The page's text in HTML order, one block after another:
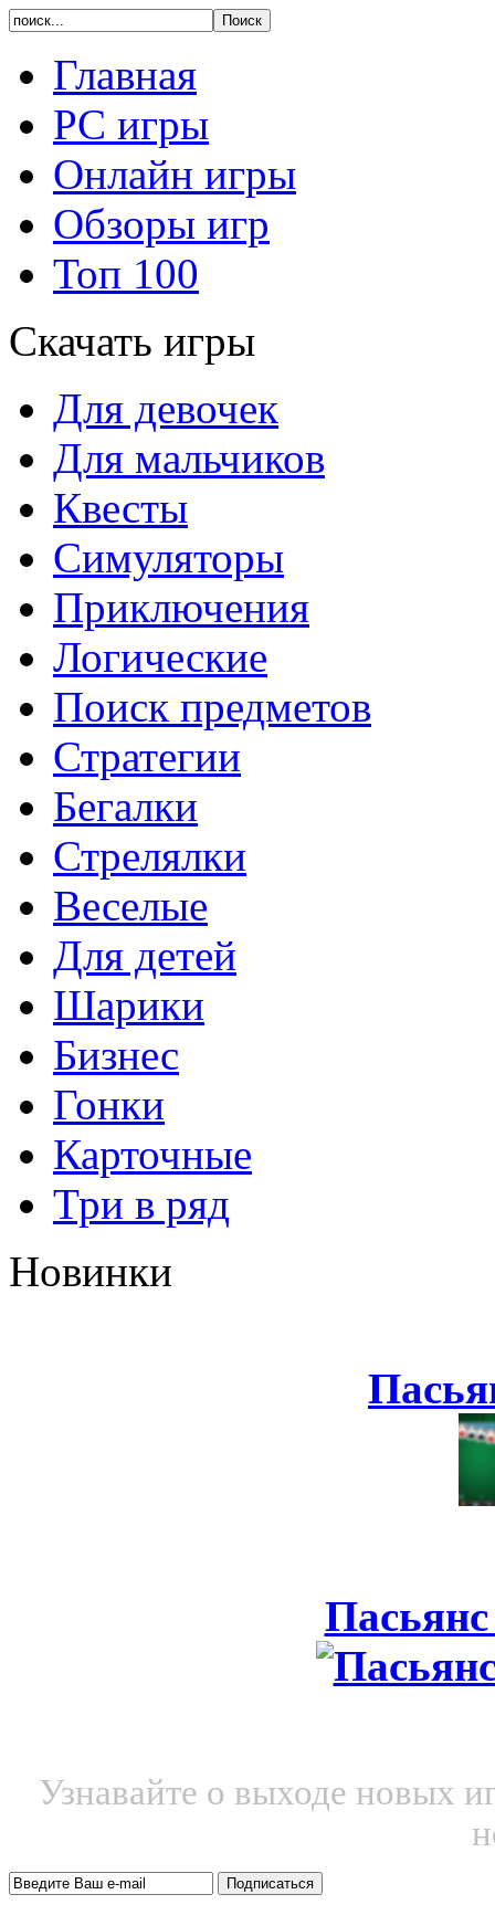
Главная
PC игры
Онлайн игры
Обзоры игр
Топ 100
Скачать игры
Для девочек
Для мальчиков
Квесты
Симуляторы
Приключения
Логические
Поиск предметов
Стратегии
Бегалки
Стрелялки
Веселые
Для детей
Шарики
Бизнес
Гонки
Карточные
Три в ряд
Новинки
Узнавайте о выходе новых